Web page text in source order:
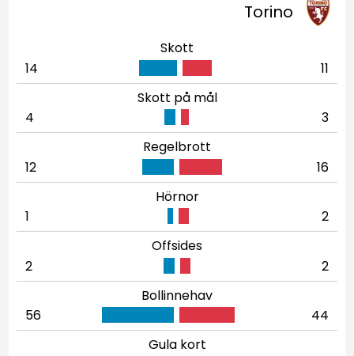
Torino
Skott
14
11
Skott på mål
4
3
Regelbrott
12
16
Hörnor
1
2
Offsides
2
2
Bollinnehav
56
44
Gula kort